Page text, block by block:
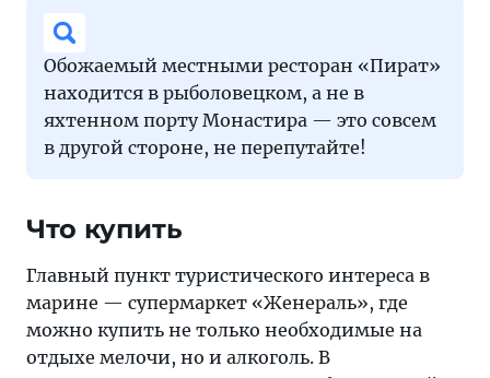
Обожаемый местными ресторан «Пират»
находится в рыболовецком, а не в
яхтенном порту Монастира — это совсем
в другой стороне, не перепутайте!
Что купить
Главный пункт туристического интереса в
марине — супермаркет «Женераль», где
можно купить не только необходимые на
отдыхе мелочи, но и алкоголь. В